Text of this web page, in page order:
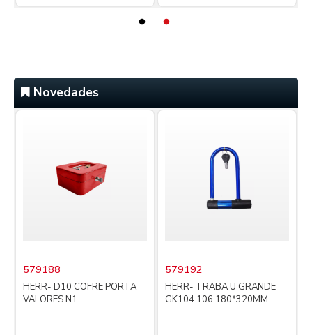
Novedades
579188
HERR- D10 COFRE PORTA
VALORES N1
579192
HERR- TRABA U GRANDE
GK104.106 180*320MM